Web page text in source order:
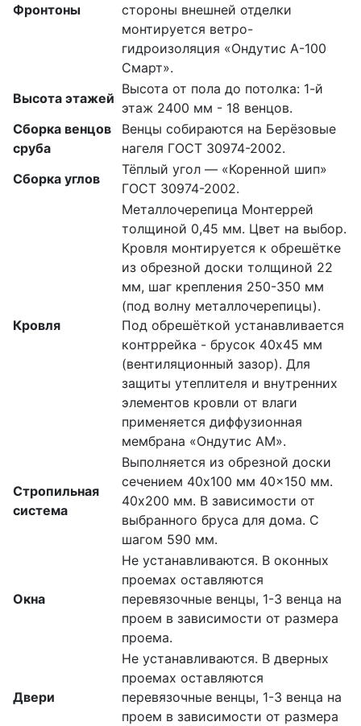
Фронтоны
стороны внешней отделки
монтируется ветро-
гидроизоляция «Ондутис А-100
Смарт».
Высота этажей
Высота от пола до потолка: 1-й
этаж 2400 мм - 18 венцов.
Сборка венцов
сруба
Венцы собираются на Берёзовые
нагеля ГОСТ 30974-2002.
Сборка углов
Тёплый угол — «Коренной шип»
ГОСТ 30974-2002.
Кровля
Металлочерепица Монтеррей
толщиной 0,45 мм. Цвет на выбор.
Кровля монтируется к обрешётке
из обрезной доски толщиной 22
мм, шаг крепления 250-350 мм
(под волну металлочерепицы).
Под обрешёткой устанавливается
контррейка - брусок 40х45 мм
(вентиляционный зазор). Для
защиты утеплителя и внутренних
элементов кровли от влаги
применяется диффузионная
мембрана «Ондутис АМ».
Стропильная
система
Выполняется из обрезной доски
сечением 40х100 мм 40×150 мм.
40х200 мм. В зависимости от
выбранного бруса для дома. С
шагом 590 мм.
Окна
Не устанавливаются. В оконных
проемах оставляются
перевязочные венцы, 1-3 венца на
проем в зависимости от размера
проема.
Двери
Не устанавливаются. В дверных
проемах оставляются
перевязочные венцы, 1-3 венца на
проем в зависимости от размера